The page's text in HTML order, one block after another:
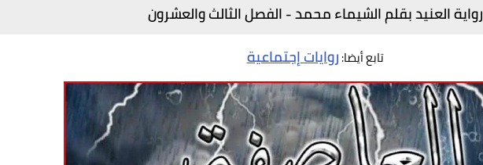
رواية العنيد بقلم الشيماء محمد - الفصل الثالث والعشرون
تابع أيضا:روايات إجتماعية